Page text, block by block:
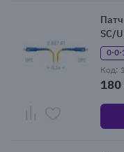
SC/
Код:
180